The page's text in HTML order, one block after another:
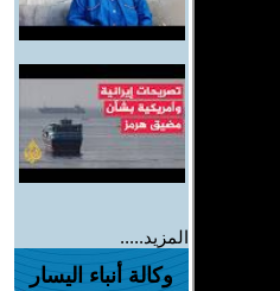
المزيد.....
وكالة أنباء اليسار